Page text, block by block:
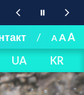
/ AAA
UA KR